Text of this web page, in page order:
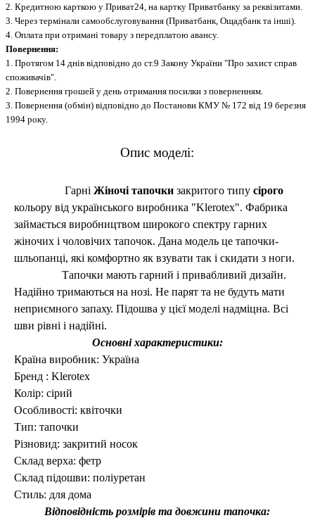
2. Кредитною карткою у Приват24, на картку Приватбанку за реквізитами.
3. Через термінали самообслуговування (Приватбанк, Ощадбанк та інші).
4. Оплата при отримані товару з передплатою авансу.
Повернення:
1. Протягом 14 днів відповідно до ст.9 Закону України "Про захист справ
споживачів".
2. Повернення грошей у день отримання посилки з поверненням.
3. Повернення (обмін) відповідно до Постанови КМУ № 172 від 19 березня
1994 року.
Опис моделі:
Гарні Жіночі тапочки закритого типу сірого
кольору від українського виробника "Klerotex". Фабрика
займається виробництвом широкого спектру гарних
жіночих і чоловічих тапочок. Дана модель це тапочки-
шльопанці, які комфортно як взувати так і скидати з ноги.
Тапочки мають гарний і привабливий дизайн.
Надійно тримаються на нозі. Не парят та не будуть мати
неприємного запаху. Підошва у цієї моделі надміцна. Всі
шви рівні і надійні.
Основні характеристики:
Країна виробник: Україна
Бренд : Klerotex
Колір: сірий
Особливості: квіточки
Тип: тапочки
Різновид: закритий носок
Склад верха: фетр
Склад підошви: поліуретан
Стиль: для дома
Відповідність розмірів та довжини тапочка: